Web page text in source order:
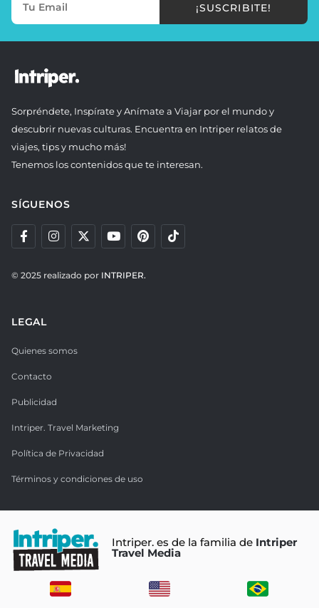
¡SUSCRIBITE!
Sorpréndete, Inspírate y Anímate a Viajar por el mundo y
descubrir nuevas culturas. Encuentra en Intriper relatos de
viajes, tips y mucho más!
Tenemos los contenidos que te interesan.
SÍGUENOS
© 2025 realizado por INTRIPER.
LEGAL
Quienes somos
Contacto
Publicidad
Intriper. Travel Marketing
Política de Privacidad
Términos y condiciones de uso
Intriper. es de la familia de Intriper
Travel Media